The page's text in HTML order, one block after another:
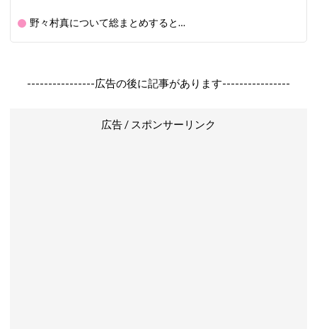
野々村真について総まとめすると…
----------------広告の後に記事があります----------------
広告 / スポンサーリンク